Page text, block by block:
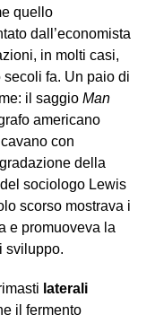
quello
dall’economista
in molti casi,
fa. Un paio di
il saggio Man
americano
con
della
sociologo Lewis
scorso mostrava i
e promuoveva la
sviluppo.
laterali
il fermento